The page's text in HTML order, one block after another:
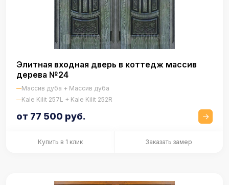
Элитная входная дверь в коттедж массив
дерева №24
Массив дуба + Массив дуба
Kale Kilit 257L + Kale Kilit 252R
от 77 500 руб.
Купить в 1 клик Заказать замер